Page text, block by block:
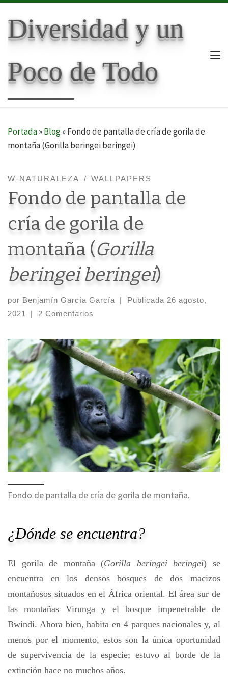
Diversidad y un
Poco de Todo
Portada»Blog»Fondo de pantalla de cría de gorila de
montaña (Gorilla beringei beringei)
W-NATURALEZA WALLPAPERS
Fondo de pantalla de
cría de gorila de
montaña (Gorilla
beringei beringei)
por Benjamín García García | Publicada 26 agosto,
2021
| 2 Comentarios
Fondo de pantalla de cría de gorila de montaña.
¿Dónde se encuentra?
El gorila de montaña (Gorilla beringei beringei) se
encuentra en los densos bosques de dos macizos
montañosos situados en el África oriental. El área sur de
las montañas Virunga y el bosque impenetrable de
Bwindi. Ahora bien, habita en 4 parques nacionales y, al
menos por el momento, estos son la única oportunidad
de supervivencia de la especie; estuvo al borde de la
extinción hace no muchos años.